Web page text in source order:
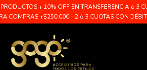
+ 10% OFF EN TRANSFERENCIA ó 3
COMPRAS +$250.000 - 2 ó 3 CUOTAS CON